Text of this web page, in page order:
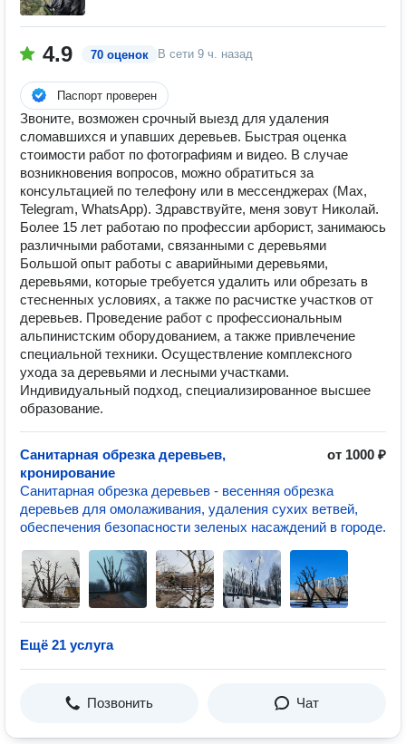
4.9 70 оценок В сети 9 ч. назад
Паспорт проверен
Звоните, возможен срочный выезд для удаления
сломавшихся и упавших деревьев. Быстрая оценка
стоимости работ по фотографиям и видео. В случае
возникновения вопросов, можно обратиться за
консультацией по телефону или в мессенджерах (Max,
Telegram, WhatsApp). Здравствуйте, меня зовут Николай.
Более 15 лет работаю по профессии арборист, занимаюсь
различными работами, связанными с деревьями
Большой опыт работы с аварийными деревьями,
деревьями, которые требуется удалить или обрезать в
стесненных условиях, а также по расчистке участков от
деревьев. Проведение работ с профессиональным
альпинистским оборудованием, а также привлечение
специальной техники. Осуществление комплексного
ухода за деревьями и лесными участками.
Индивидуальный подход, специализированное высшее
образование.
Санитарная обрезка деревьев,
кронирование
от 1000 ₽
Санитарная обрезка деревьев - весенняя обрезка
деревьев для омолаживания, удаления сухих ветвей,
обеспечения безопасности зеленых насаждений в городе.
Ещё 21 услуга
Позвонить Чат